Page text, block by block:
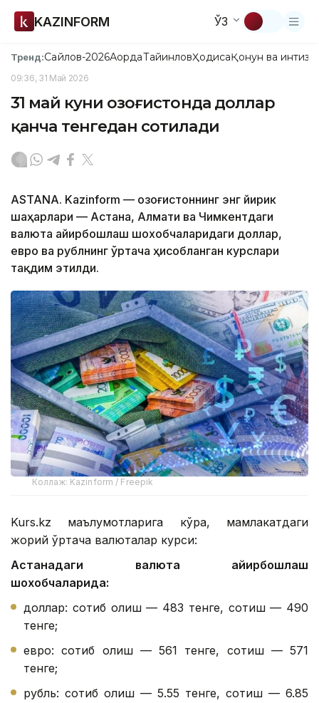
KAZINFORM ЎЗ
Тренд:Сайлов-2026АқордаТайинловҲодисаҚонун ва
09:36, 31 Май 2026
31 май куни Қозоғистонда доллар
қанча тенгедан сотилади
ASTANA. Kazinform — Қозоғистоннинг энг йирик
шаҳарлари — Астана, Алмати ва Чимкентдаги
валюта айирбошлаш шохобчаларидаги доллар,
евро ва рублнинг ўртача ҳисобланган курслари
тақдим этилди.
Коллаж: Kazinform / Freepik
Kurs.kz маълумотларига кўра, мамлакатдаги
жорий ўртача валюталар курси:
Астанадаги валюта айирбошлаш
шохобчаларида:
доллар: сотиб олиш — 483 тенге, сотиш — 490
тенге;
евро: сотиб олиш — 561 тенге, сотиш — 571
тенге;
рубль: сотиб олиш — 5.55 тенге, сотиш — 6.85